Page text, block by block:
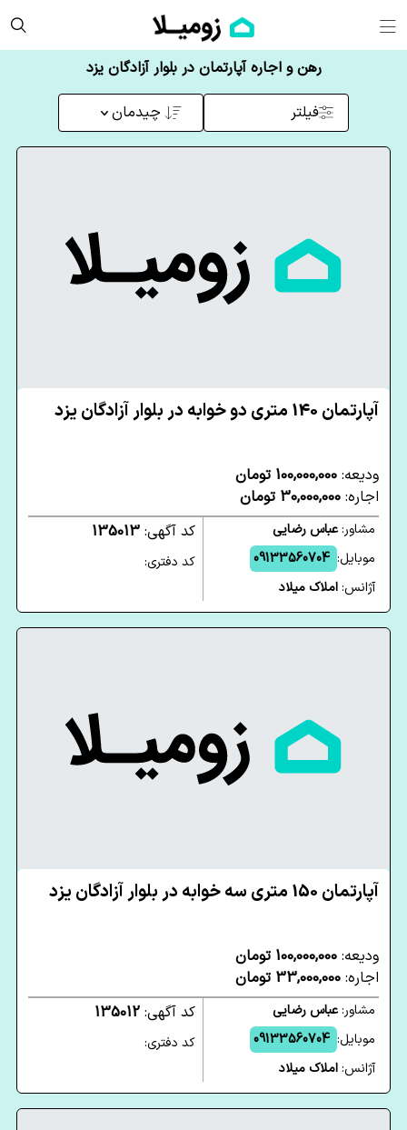
رهن و اجاره آپارتمان در بلوار آزادگان یزد
فیلتر چیدمان
آپارتمان 140 متری دو خوابه در بلوار آزادگان یزد
ودیعه: 100,000,000 تومان
اجاره: 30,000,000 تومان
مشاور:عباس رضایی
موبایل: 09133560704
آژانس:املاک میلاد
کد آگهی: 135013
کد دفتری:
آپارتمان 150 متری سه خوابه در بلوار آزادگان یزد
ودیعه: 100,000,000 تومان
اجاره: 33,000,000 تومان
مشاور:عباس رضایی
موبایل: 09133560704
آژانس:املاک میلاد
کد آگهی: 135012
کد دفتری: